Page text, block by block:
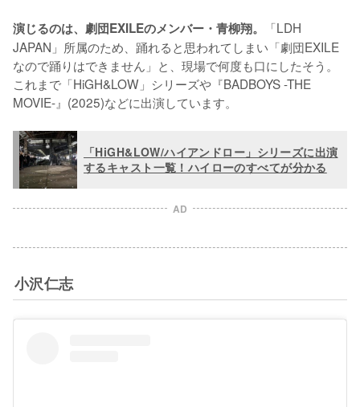
演じるのは、劇団EXILEのメンバー・青柳翔。
「LDH
JAPAN」所属のため、踊れると思われてしまい「劇団EXILE
なので踊りはできません」と、現場で何度も口にしたそう。
これまで「HiGH&LOW」シリーズや『BADBOYS -THE
MOVIE-』(2025)などに出演しています。
「HiGH&LOW/ハイアンドロー」シリーズに出演
するキャスト一覧！ハイローのすべてが分かる
AD
小沢仁志